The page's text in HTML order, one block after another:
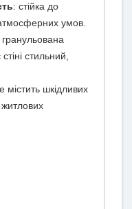
: стійка до
умов.
гранульована
стильний,
містить шкідливих